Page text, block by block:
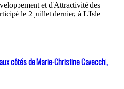
et d'Attractivité des
le 2 juillet dernier, à L'Isle-
côtés de Marie-Christine Cavecchi,